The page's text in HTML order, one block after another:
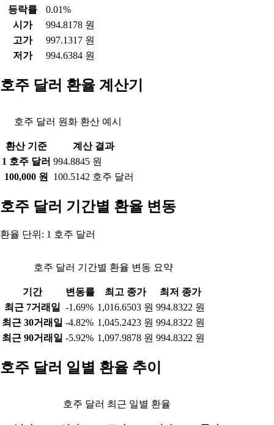
등락률
0.01%
시가
994.8178 원
고가
997.1317 원
저가
994.6384 원
호주 달러 환율 계산기
호주 달러 원화 환산 예시
환산 기준
계산 결과
1 호주 달러 994.8845 원
100,000 원
100.5142 호주 달러
호주 달러 기간별 환율 변동
환율 단위: 1 호주 달러
호주 달러 기간별 환율 변동 요약
기간 변동률 최고 종가
최저 종가
최근 7거래일
-1.69% 1,016.6503 원 994.8322 원
최근 30거래일 -4.82% 1,045.2423 원 994.8322 원
최근 90거래일 -5.92% 1,097.9878 원 994.8322 원
호주 달러 일별 환율 추이
호주 달러 최근 일별 환율